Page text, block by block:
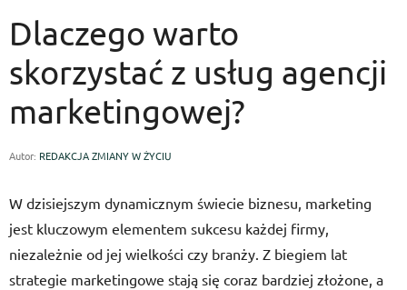
Dlaczego warto
skorzystać z usług agencji
marketingowej?
Autor: REDAKCJA ZMIANY W ŻYCIU
W dzisiejszym dynamicznym świecie biznesu, marketing
jest kluczowym elementem sukcesu każdej firmy,
niezależnie od jej wielkości czy branży. Z biegiem lat
strategie marketingowe stają się coraz bardziej złożone, a